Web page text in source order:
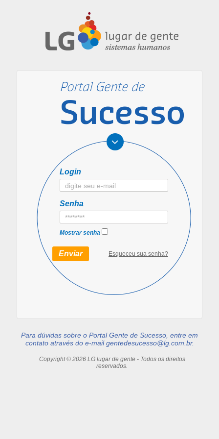
Portal Gente de
Sucesso
Login
Senha
Mostrar senha
Esqueceu sua senha?
Para dúvidas sobre o Portal Gente de Sucesso, entre em
contato através do e-mailgentedesucesso@lg.com.br.
Copyright © 2026 LG lugar de gente - Todos os direitos
reservados.